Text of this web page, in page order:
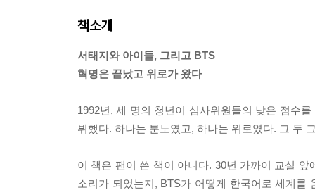
책소개
서태지와 아이들, 그리고 BTS
혁명은 끝났고 위로가 왔다
1992년, 세 명의 청년이 심사위원들의 낮은 점수
뷔했다. 하나는 분노였고, 하나는 위로였다. 그 두
이 책은 팬이 쓴 책이 아니다. 30년 가까이 교실
소리가 되었는지, BTS가 어떻게 한국어로 세계를